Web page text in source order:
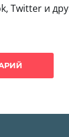
Twitter и